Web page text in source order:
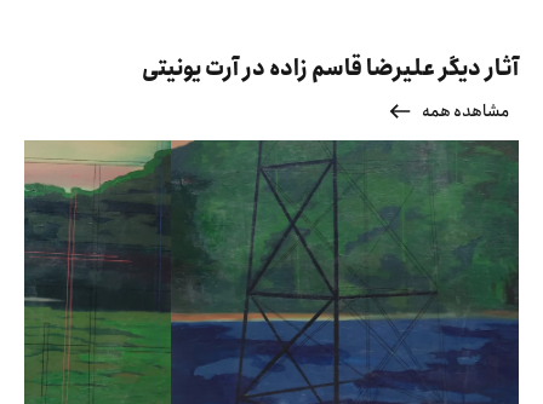
آثار دیگر علیرضا قاسم زاده در آرت یونیتی
مشاهده همه